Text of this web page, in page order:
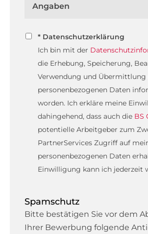
Angaben
* Datenschutzerklärung
Ich bin mit der
die Erhebung, Speicherung,
Verwendung und Übermittlung
personenbezogenen Daten
worden. Ich erkläre meine
dahingehend, dass auch die BS
potentielle Arbeitgeber zum
PartnerServices Zugriff auf
personenbezogenen Daten
Einwilligung kann ich jederzeit
Spamschutz
Bitte bestätigen Sie vor dem
Ihrer Bewerbung folgende